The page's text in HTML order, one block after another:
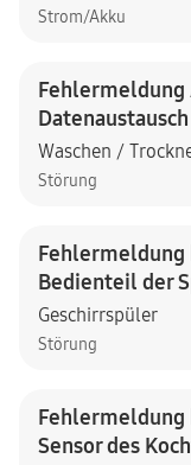
Strom/Akku
Fehlermeldung
Waschen /
Störung
Fehlermeldung
Bedienteil der
Geschirrspüler
Störung
Fehlermeldung
Sensor des